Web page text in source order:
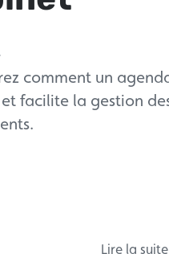
comment un
facilite la gestion
Lire la